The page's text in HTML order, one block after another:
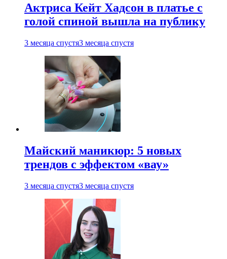
Актриса Кейт Хадсон в платье с
голой спиной вышла на публику
3 месяца спустя3 месяца спустя
Майский маникюр: 5 новых
трендов с эффектом «вау»
3 месяца спустя3 месяца спустя